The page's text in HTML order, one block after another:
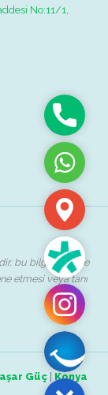
No:11/1,
bu bilgilendirme
etmesi veya tanı
Güç
Konya
Telefon
Adres
Randevu
Safir
Ağız
ve